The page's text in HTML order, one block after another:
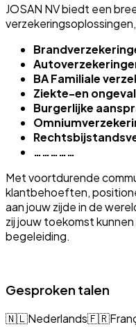
JOSAN NV biedt een
BA Familiale
Ziekte-en
Burgerlijke
……………
Met voortdurende
klantbehoeften,
aan jouw zijde in de
zij jouw toekomst
begeleiding.
Gesproken talen
🇳🇱Nederlands🇫🇷